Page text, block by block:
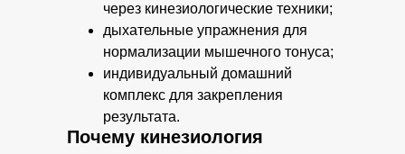
через кинезиологические техники;
дыхательные упражнения для
нормализации мышечного тонуса;
индивидуальный домашний
комплекс для закрепления
результата.
Почему кинезиология